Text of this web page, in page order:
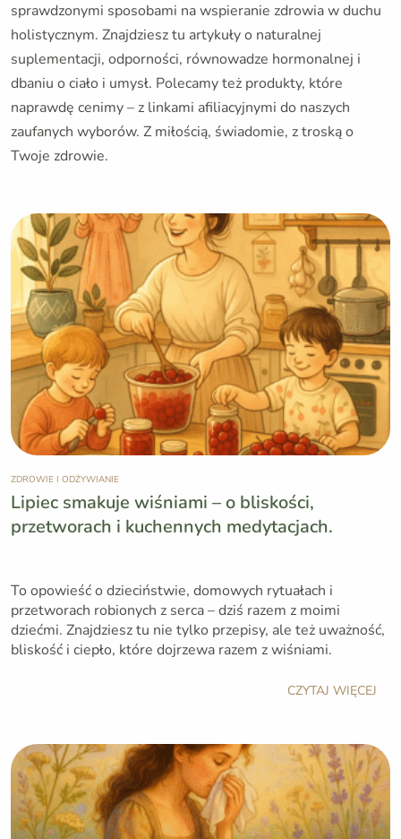
sprawdzonymi sposobami na wspieranie zdrowia w duchu
holistycznym. Znajdziesz tu artykuły o naturalnej
suplementacji, odporności, równowadze hormonalnej i
dbaniu o ciało i umysł. Polecamy też produkty, które
naprawdę cenimy – z linkami afiliacyjnymi do naszych
zaufanych wyborów. Z miłością, świadomie, z troską o
Twoje zdrowie.
ZDROWIE I ODŻYWIANIE
Lipiec smakuje wiśniami – o bliskości,
przetworach i kuchennych medytacjach.
To opowieść o dzieciństwie, domowych rytuałach i
przetworach robionych z serca – dziś razem z moimi
dziećmi. Znajdziesz tu nie tylko przepisy, ale też uważność,
bliskość i ciepło, które dojrzewa razem z wiśniami.
CZYTAJ WIĘCEJ